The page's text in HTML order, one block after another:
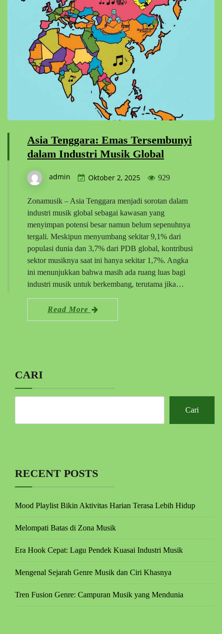
Asia Tenggara: Emas Tersembunyi
dalam Industri Musik Global
admin Oktober 2, 2025 929
Zonamusik – Asia Tenggara menjadi sorotan dalam
industri musik global sebagai kawasan yang
menyimpan potensi besar namun belum sepenuhnya
tergali. Meskipun menyumbang sekitar 9,1% dari
populasi dunia dan 3,7% dari PDB global, kontribusi
sektor musiknya saat ini hanya sekitar 1,7%. Angka
ini menunjukkan bahwa masih ada ruang luas bagi
industri musik untuk berkembang, terutama jika…
Read More
CARI
Cari
RECENT POSTS
Mood Playlist Bikin Aktivitas Harian Terasa Lebih Hidup
Melompati Batas di Zona Musik
Era Hook Cepat: Lagu Pendek Kuasai Industri Musik
Mengenal Sejarah Genre Musik dan Ciri Khasnya
Tren Fusion Genre: Campuran Musik yang Mendunia